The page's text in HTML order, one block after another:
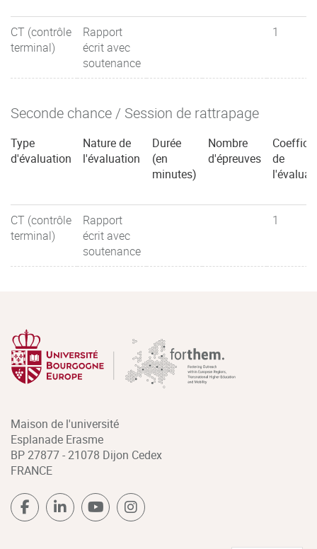
CT (contrôle
terminal)
Rapport
écrit avec
soutenance
1
Seconde chance / Session de rattrapage
Type
d'évaluation
Nature de
l'évaluation
Durée
(en
minutes)
Nombre
d'épreuves
de
CT (contrôle
terminal)
Rapport
écrit avec
soutenance
1
Maison de l'université
Esplanade Erasme
BP 27877 - 21078 Dijon Cedex
FRANCE